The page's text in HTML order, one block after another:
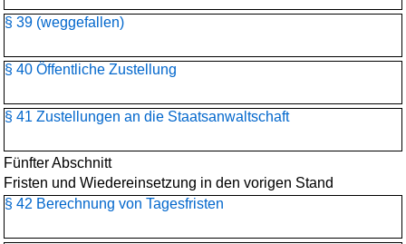
§ 39 (weggefallen)
§ 40 Öffentliche Zustellung
§ 41 Zustellungen an die Staatsanwaltschaft
Fünfter Abschnitt
Fristen und Wiedereinsetzung in den vorigen Stand
§ 42 Berechnung von Tagesfristen